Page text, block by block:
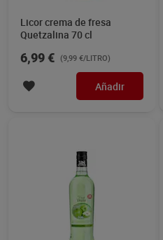
Licor crema de fresa
Quetzalina 70 cl
6,99 € (9,99 €/LITRO)
Añadir